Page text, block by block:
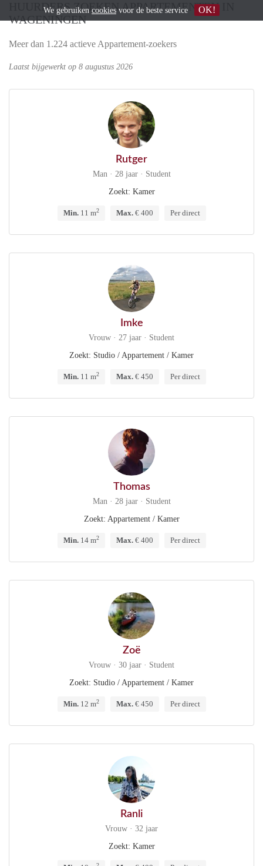
HUURDERS ZOEKEN APPARTEMENTEN IN
WAGENINGEN
Meer dan 1.224 actieve Appartement-zoekers
Laatst bijgewerkt op 8 augustus 2026
Rutger
Man · 28 jaar · Student
Zoekt: Kamer
Min.11 m2 Max.€ 400 Per direct
Imke
Vrouw · 27 jaar · Student
Zoekt: Studio / Appartement / Kamer
Min.11 m2 Max.€ 450 Per direct
Thomas
Man · 28 jaar · Student
Zoekt: Appartement / Kamer
Min.14 m2 Max.€ 400 Per direct
Zoë
Vrouw · 30 jaar · Student
Zoekt: Studio / Appartement / Kamer
Min.12 m2 Max.€ 450 Per direct
Ranli
Vrouw · 32 jaar
Zoekt: Kamer
We gebruiken cookies voor de beste service OK!